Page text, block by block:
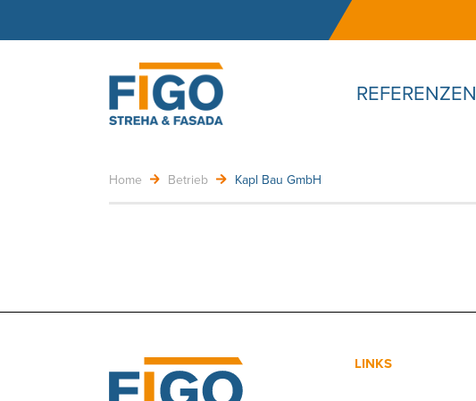
REFERENZEN
Home Betrieb Kapl Bau GmbH
LINKS